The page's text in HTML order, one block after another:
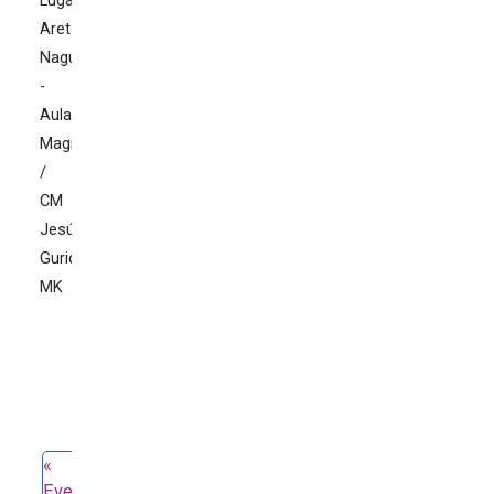
Areto
Nagusia
-
Aula
Magna
/
CM
Jesús
Guridi
MK